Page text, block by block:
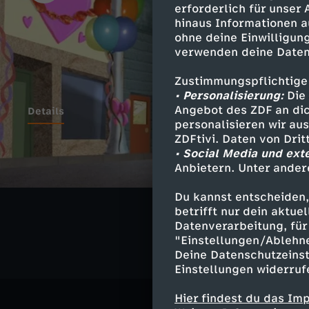
erforderlich für unser
hinaus Informationen
ohne deine
verwenden deine
• Personalisierung:Die
Angebot des ZDF an
personalisieren wir
ZDFtivi. Daten von
• Social Media und
Anbietern. Unter
Du kannst
betrifft nur dein
Datenverarbeitung,
"Einstellungen/
Deine
Einstellungen
Hier findest du das
Details
Ähnliche
Fantasy